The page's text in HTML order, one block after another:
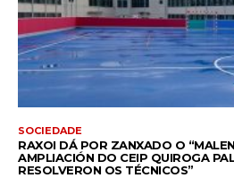
SOCIEDADE
RAXOI DÁ POR ZANXADO O
AMPLIACIÓN DO CEIP QUIROGA
RESOLVERON OS TÉCNICOS”